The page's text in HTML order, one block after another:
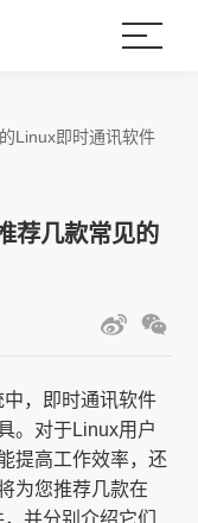
Linux即时通讯软件
荐几款常见的
，即时通讯软件
。对于Linux用户
提高工作效率，还
为您推荐几款在
并分别介绍它们